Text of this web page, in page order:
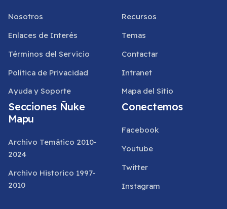
Nosotros
Enlaces de Interés
Términos del Servicio
Política de Privacidad
Ayuda y Soporte
Recursos
Temas
Contactar
Intranet
Mapa del Sitio
Secciones Ñuke
Mapu
Archivo Temático 2010-
2024
Archivo Historico 1997-
2010
Conectemos
Facebook
Youtube
Twitter
Instagram